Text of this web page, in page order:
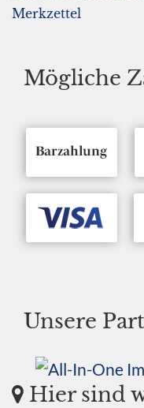
Merkzettel
Mögliche
Unsere
Hier sind